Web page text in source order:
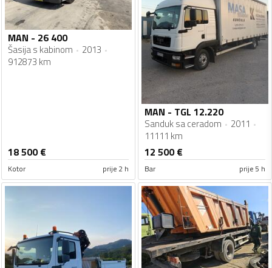
MAN - 26 400
Šasija s kabinom
2013
912873 km
18 500€
Kotor prije 2 h
MAN - TGL 12.220
Sanduk sa ceradom
2011
11111 km
12 500€
Bar prije 5 h